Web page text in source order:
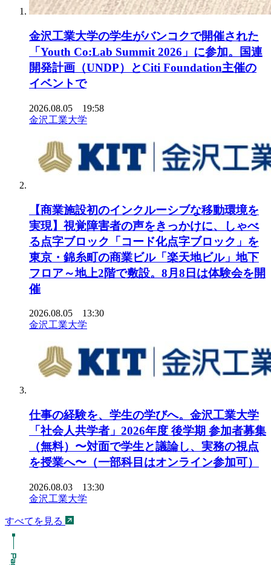
金沢工業大学の学生がバンコクで開催された
「Youth Co:Lab Summit 2026」に参加。国連
開発計画（UNDP）とCiti Foundation主催の
イベントで
2026.08.05 19:58
金沢工業大学
【商業施設初のインクルーシブな移動環境を
実現】視覚障害者の声をきっかけに、しゃべ
る点字ブロック「コード化点字ブロック」を
東京・錦糸町の商業ビル「楽天地ビル」地下
フロア～地上2階で敷設。8月8日は体験会を開
催
2026.08.05 13:30
金沢工業大学
仕事の経験を、学生の学びへ。金沢工業大学
「社会人共学者」2026年度 後学期 参加者募集
（無料）〜対面で学生と議論し、実務の視点
を授業へ〜（一部科目はオンライン参加可）
2026.08.03 13:30
金沢工業大学
すべてを見る